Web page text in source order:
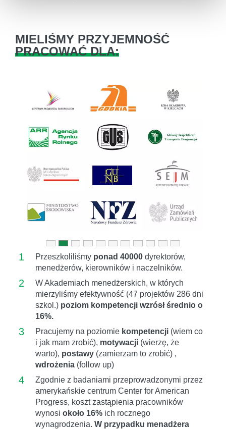
MIELIŚMY PRZYJEMNOŚĆ
PRACOWAĆ DLA:
1 Przeszkoliliśmy ponad 40000 dyrektorów,
menedżerów, kierowników i naczelników.
2
W Akademiach menedżerskich, w których
mierzyliśmy efektywność (47 projektów 286 dni
szkol.) poziom kompetencji wzrósł średnio o
16%.
3 Pracujemy na poziomie kompetencji (wiem co
i jak mam zrobić), motywacji (wierzę, że
warto), postawy (zamierzam to zrobić) ,
wdrożenia (follow up)
4
Zgodnie z badaniami przeprowadzonymi przez
amerykańskie centrum Center for American
Progress, koszt zastąpienia pracowników
wynosi około 16% ich rocznego
wynagrodzenia. W przypadku menadżera